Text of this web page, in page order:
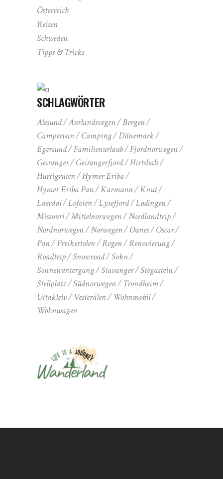
Österreich
Reisen
Schweden
Tipps & Tricks
SCHLAGWÖRTER
Alesund Aurlandsvegen
Bergen
Campervan
Camping
Dänemark
Egersund
Familienurlaub
Fjordnorwegen
Geiranger
Geirangerfjord
Hirtshals
Hurtigruten
Hymer Eriba
Hymer Eriba Pan
Karmann
Knut
Laerdal
Lofoten Lysefjord
Lødingen
Missouri
Mittelnorwegen
Nordlandtrip
Nordnorwegen
Norwegen Oanes
Oscar
Pan
Preikestolen Regen
Renovierung
Roadtrip
Snowroad
Sokn
Sonnenuntergang
Stavanger
Stegastein
Stellplatz
Südnorwegen
Trondheim
Uttakleiv
Vesterålen
Wohnmobil
Wohnwagen